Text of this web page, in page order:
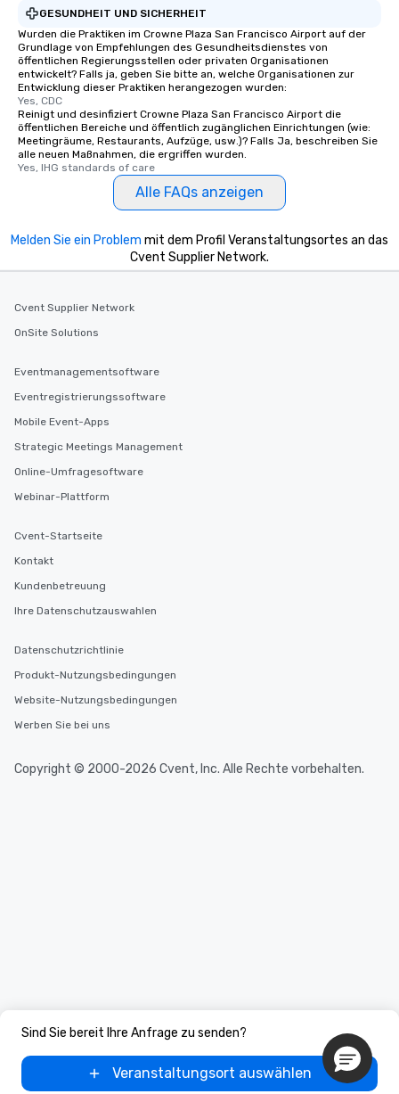
GESUNDHEIT UND SICHERHEIT
Wurden die Praktiken im Crowne Plaza San Francisco Airport auf der
Grundlage von Empfehlungen des Gesundheitsdienstes von
öffentlichen Regierungsstellen oder privaten Organisationen
entwickelt? Falls ja, geben Sie bitte an, welche Organisationen zur
Entwicklung dieser Praktiken herangezogen wurden:
Yes, CDC
Reinigt und desinfiziert Crowne Plaza San Francisco Airport die
öffentlichen Bereiche und öffentlich zugänglichen Einrichtungen (wie:
Meetingräume, Restaurants, Aufzüge, usw.)? Falls Ja, beschreiben Sie
alle neuen Maßnahmen, die ergriffen wurden.
Yes, IHG standards of care
Alle FAQs anzeigen
Sind Sie bereit Ihre Anfrage zu senden?
Veranstaltungsort auswählen
Melden Sie ein Problem mit dem Profil Veranstaltungsortes an das
Cvent Supplier Network.
Cvent Supplier Network
OnSite Solutions
Eventmanagementsoftware
Eventregistrierungssoftware
Mobile Event-Apps
Strategic Meetings Management
Online-Umfragesoftware
Webinar-Plattform
Cvent-Startseite
Kontakt
Kundenbetreuung
Ihre Datenschutzauswahlen
Datenschutzrichtlinie
Produkt-Nutzungsbedingungen
Website-Nutzungsbedingungen
Werben Sie bei uns
Copyright © 2000-2026 Cvent, Inc. Alle Rechte vorbehalten.